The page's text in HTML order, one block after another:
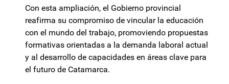
Con esta ampliación, el Gobierno provincial
reafirma su compromiso de vincular la educación
con el mundo del trabajo, promoviendo propuestas
formativas orientadas a la demanda laboral actual
y al desarrollo de capacidades en áreas clave para
el futuro de Catamarca.